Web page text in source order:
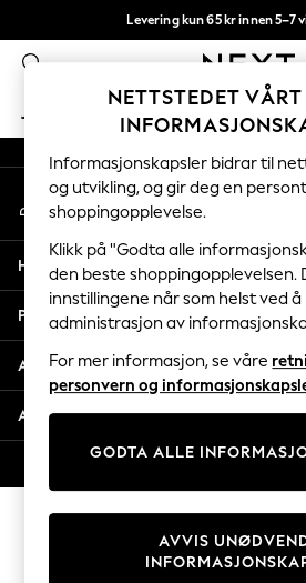
Levering kun 65 kr innen 5–7
Vi betaler alle
JENTER GUTTER BABY
GIRLS
New In
50 - 92cm (0 - 24 months)
98 - 110cm (3 - 5 years)
116 - 134cm (6 - 9 years)
140 - 174cm (10 - 15+ years)
Trending: Top & Short Sets
Trending: Clogs
Toy Story
THE SET
Coats & Jackets
Sweatshirts & Hoodies
Knitwear
Cardigans
Dresses
An error occurred on client
Våre sosiale
Min konto
Logg inn på kontoen din
Hjelp
Personvern & Juridisk
Avdelinger
Andre tjenester
NETTSTEDET VÅRT
Informasjonskapsler bidrar til
og utvikling, og gir deg en
shoppingopplevelse.
Klikk på "Godta alle
den beste shoppingopplevelsen.
innstillingene når som helst ved å
administrasjon av
For mer informasjon, se våre
personvern og
GODTA ALLE
AVVIS